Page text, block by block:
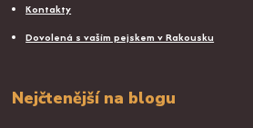
Kontakty
Dovolená s vaším pejskem v Rakousku
Nejčtenější na blogu